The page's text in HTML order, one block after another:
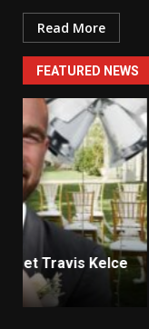
Read More
FEATURED NEWS
Ray J klaagt
9 months ago